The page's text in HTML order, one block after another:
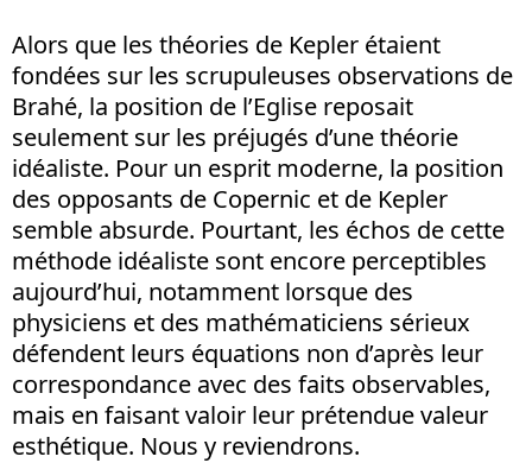
Alors que les théories de Kepler étaient
fondées sur les scrupuleuses observations de
Brahé, la position de l’Eglise reposait
seulement sur les préjugés d’une théorie
idéaliste. Pour un esprit moderne, la position
des opposants de Copernic et de Kepler
semble absurde. Pourtant, les échos de cette
méthode idéaliste sont encore perceptibles
aujourd’hui, notamment lorsque des
physiciens et des mathématiciens sérieux
défendent leurs équations non d’après leur
correspondance avec des faits observables,
mais en faisant valoir leur prétendue valeur
esthétique. Nous y reviendrons.